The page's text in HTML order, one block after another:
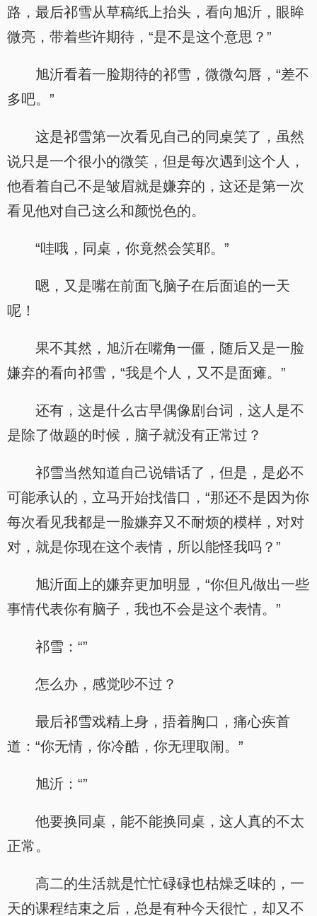
路，最后祁雪从草稿纸上抬头，看向旭沂，眼眸
微亮，带着些许期待，“是不是这个意思？”
旭沂看着一脸期待的祁雪，微微勾唇，“差不
多吧。”
这是祁雪第一次看见自己的同桌笑了，虽然
说只是一个很小的微笑，但是每次遇到这个人，
他看着自己不是皱眉就是嫌弃的，这还是第一次
看见他对自己这么和颜悦色的。
“哇哦，同桌，你竟然会笑耶。”
嗯，又是嘴在前面飞脑子在后面追的一天
呢！
果不其然，旭沂在嘴角一僵，随后又是一脸
嫌弃的看向祁雪，“我是个人，又不是面瘫。”
还有，这是什么古早偶像剧台词，这人是不
是除了做题的时候，脑子就没有正常过？
祁雪当然知道自己说错话了，但是，是必不
可能承认的，立马开始找借口，“那还不是因为你
每次看见我都是一脸嫌弃又不耐烦的模样，对对
对，就是你现在这个表情，所以能怪我吗？”
旭沂面上的嫌弃更加明显，“你但凡做出一些
事情代表你有脑子，我也不会是这个表情。”
祁雪：“”
怎么办，感觉吵不过？
最后祁雪戏精上身，捂着胸口，痛心疾首
道：“你无情，你冷酷，你无理取闹。”
旭沂：“”
他要换同桌，能不能换同桌，这人真的不太
正常。
高二的生活就是忙忙碌碌也枯燥乏味的，一
天的课程结束之后，总是有种今天很忙，却又不